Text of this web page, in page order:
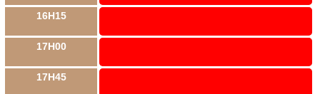
16H15
17H00
17H45